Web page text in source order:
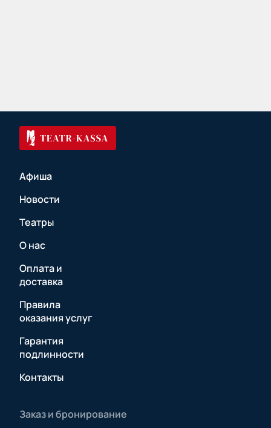
Афиша
Новости
Театры
О нас
Оплата и
доставка
Правила
оказания услуг
Гарантия
подлинности
Контакты
Заказ и бронирование